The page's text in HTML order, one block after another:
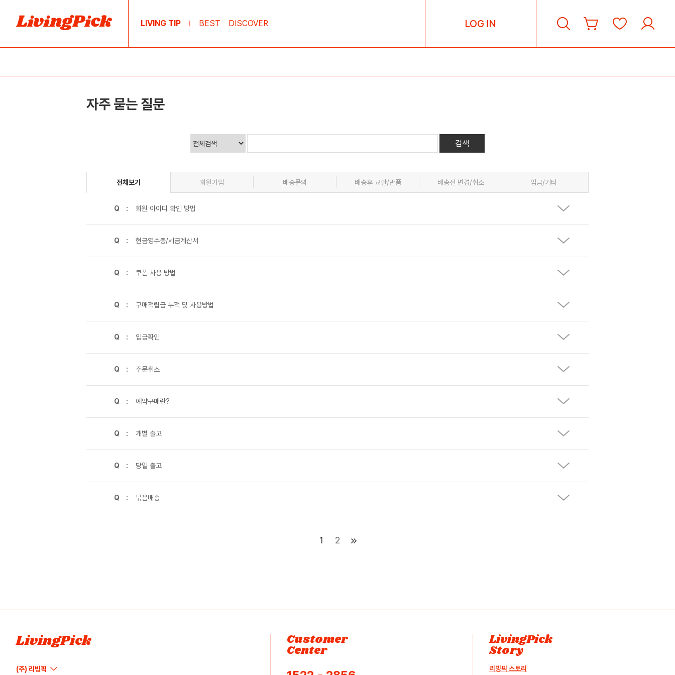
LIVING TIP | BEST DISCOVER LOG IN
자주 묻는 질문
검색
전체보기 회원가입 배송문의 배송후 교환/반품 배송전 변경/취소 입금/기타
Q : 회원 아이디 확인 방법
Q : 현금영수증/세금계산서
Q : 쿠폰 사용 방법
Q : 구매적립금 누적 및 사용방법
Q : 입금확인
Q : 주문취소
Q : 예약구매란?
Q : 개별 출고
Q : 당일 출고
Q : 묶음배송
1 2
LivingPick
(주) 리빙픽
Customer
Center
LivingPick
Story
리빙픽 스토리